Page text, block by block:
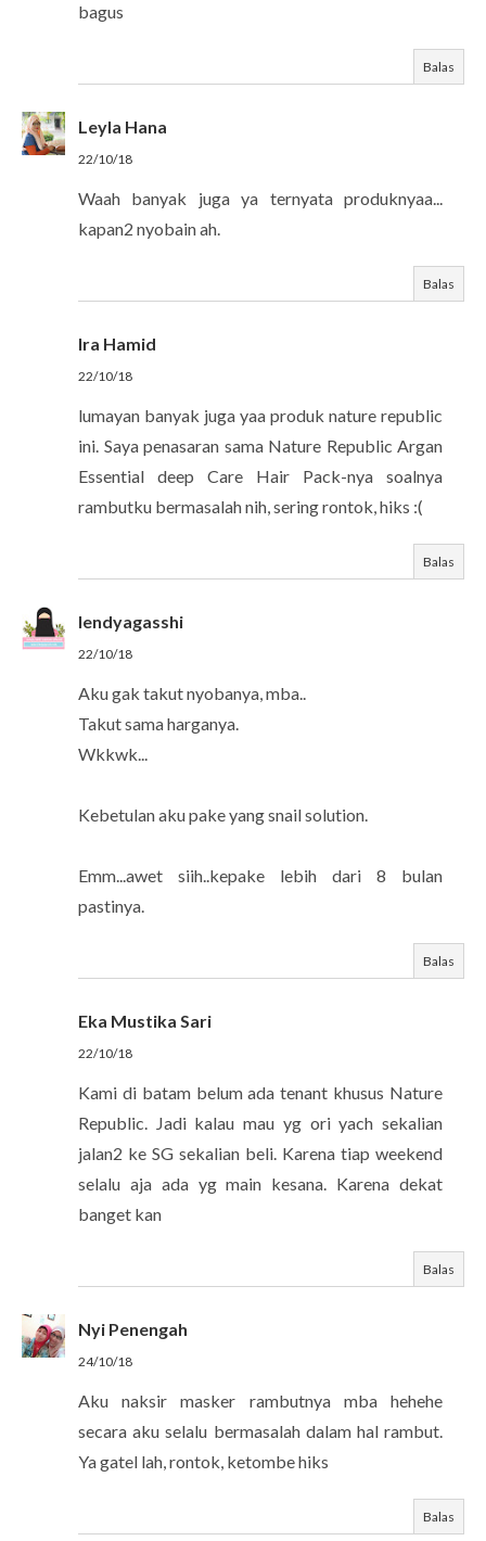
bagus
Balas
Leyla Hana
22/10/18
Waah banyak juga ya ternyata produknyaa...
kapan2 nyobain ah.
Balas
Ira Hamid
22/10/18
lumayan banyak juga yaa produk nature republic
ini. Saya penasaran sama Nature Republic Argan
Essential deep Care Hair Pack-nya soalnya
rambutku bermasalah nih, sering rontok, hiks :(
Balas
lendyagasshi
22/10/18
Aku gak takut nyobanya, mba..
Takut sama harganya.
Wkkwk...
Kebetulan aku pake yang snail solution.
Emm...awet siih..kepake lebih dari 8 bulan
pastinya.
Balas
Eka Mustika Sari
22/10/18
Kami di batam belum ada tenant khusus Nature
Republic. Jadi kalau mau yg ori yach sekalian
jalan2 ke SG sekalian beli. Karena tiap weekend
selalu aja ada yg main kesana. Karena dekat
banget kan
Balas
Nyi Penengah
24/10/18
Aku naksir masker rambutnya mba hehehe
secara aku selalu bermasalah dalam hal rambut.
Ya gatel lah, rontok, ketombe hiks
Balas